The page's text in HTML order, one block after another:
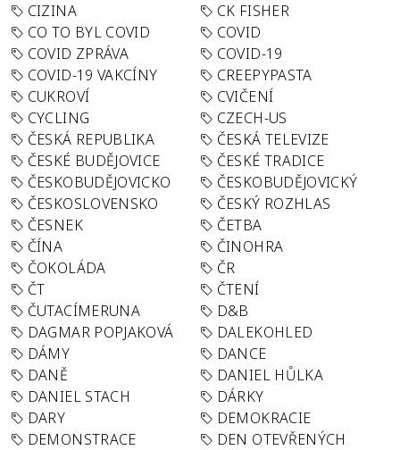
CIZINA
CK FISHER
CO TO BYL COVID
COVID
COVID ZPRÁVA
COVID-19
COVID-19 VAKCÍNY
CREEPYPASTA
CUKROVÍ
CVIČENÍ
CYCLING
CZECH-US
ČESKÁ REPUBLIKA
ČESKÁ TELEVIZE
ČESKÉ BUDĚJOVICE
ČESKÉ TRADICE
ČESKOBUDĚJOVICKO
ČESKOBUDĚJOVICKÝ
ČESKOSLOVENSKO
ČESKÝ ROZHLAS
ČESNEK
ČETBA
ČÍNA
ČINOHRA
ČOKOLÁDA
ČR
ČT
ČTENÍ
ČUTACÍMERUNA
D&B
DAGMAR POPJAKOVÁ
DALEKOHLED
DÁMY
DANCE
DANĚ
DANIEL HŮLKA
DANIEL STACH
DÁRKY
DARY
DEMOKRACIE
DEMONSTRACE
DEN OTEVŘENÝCH